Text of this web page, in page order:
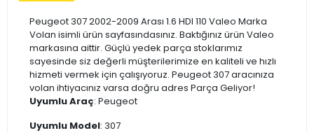
Peugeot 307 2002-2009 Arası 1.6 HDI 110 Valeo Marka
Volan isimli ürün sayfasındasınız. Baktığınız ürün Valeo
markasına aittir. Güçlü yedek parça stoklarımız
sayesinde siz değerli müşterilerimize en kaliteli ve hızlı
hizmeti vermek için çalışıyoruz. Peugeot 307 aracınıza
volan ihtiyacınız varsa doğru adres Parça Geliyor!
Uyumlu Araç: Peugeot
Uyumlu Model: 307